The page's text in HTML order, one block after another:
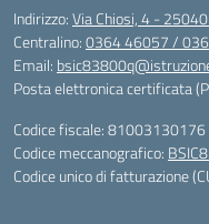
Indirizzo:Via Chiosi, 4 -
Centralino:0364 46057 /
Email:
Posta elettronica certificata
Codice fiscale: 81003130176
Codice meccanografico:
Codice unico di fatturazione